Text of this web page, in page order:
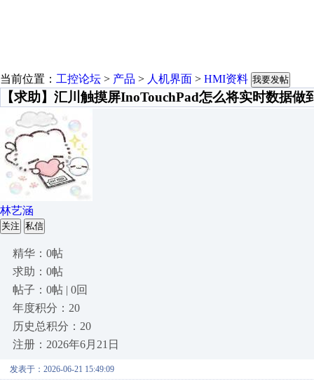
当前位置： 工控论坛 > 产品 > 人机界面 > HMI资料 我要发帖
【求助】汇川触摸屏InoTouchPad怎么将实时数据做
林艺涵
关注 私信
精华：0帖
求助：0帖
帖子：0帖 | 0回
年度积分：20
历史总积分：20
注册：2026年6月21日
发表于：2026-06-21 15:49:09